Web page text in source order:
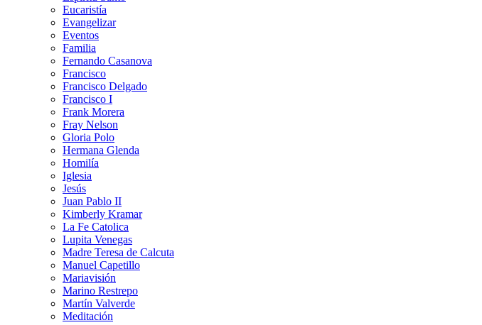
Eucaristía
Evangelizar
Eventos
Familia
Fernando Casanova
Francisco
Francisco Delgado
Francisco I
Frank Morera
Fray Nelson
Gloria Polo
Hermana Glenda
Homilía
Iglesia
Jesús
Juan Pablo II
Kimberly Kramar
La Fe Catolica
Lupita Venegas
Madre Teresa de Calcuta
Manuel Capetillo
Mariavisión
Marino Restrepo
Martín Valverde
Meditación